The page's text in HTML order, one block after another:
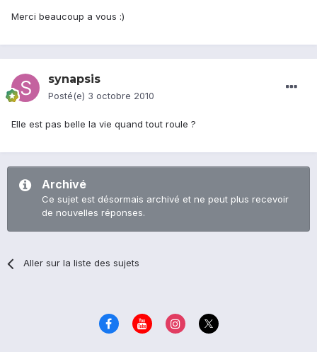
Merci beaucoup a vous :)
synapsis
Posté(e) 3 octobre 2010
Elle est pas belle la vie quand tout roule ?
Archivé
Ce sujet est désormais archivé et ne peut plus recevoir
de nouvelles réponses.
Aller sur la liste des sujets